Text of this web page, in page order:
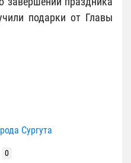
подарки от Главы
Сургута
0